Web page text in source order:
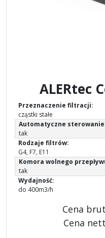
ALERtec
Przeznaczenie filtracji:
cząstki stałe
Automatyczne
tak
Rodzaje filtrów:
G4, F7, E11
Komora wolnego
tak
Wydajność:
do 400m3/h
Cena
Cena